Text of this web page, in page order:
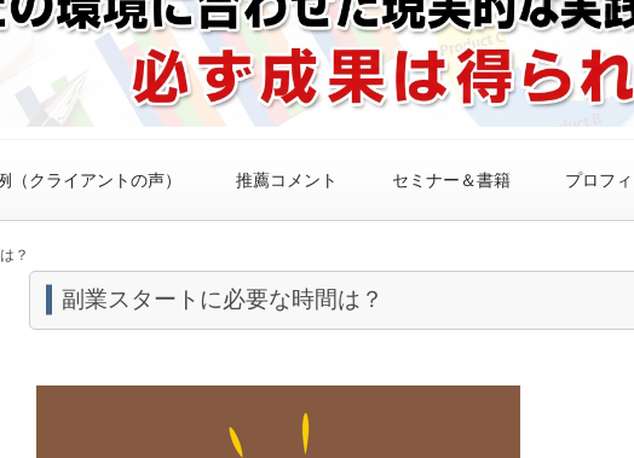
（クライアントの声） 推薦コメント セミナー＆書籍 プロフ
？
副業スタートに必要な時間は？